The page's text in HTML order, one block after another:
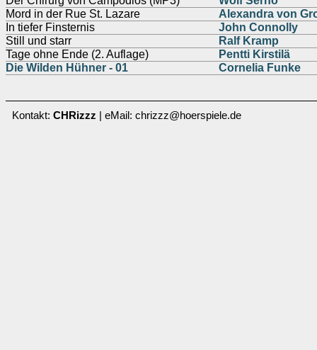
Mord in der Rue St. Lazare
Alexandra von
In tiefer Finsternis
John Connolly
Still und starr
Ralf Kramp
Tage ohne Ende (2. Auflage)
Pentti Kirstilä
Die Wilden Hühner - 01
Cornelia Funke
Kontakt: CHRizzz | eMail: chrizzz@hoerspiele.de